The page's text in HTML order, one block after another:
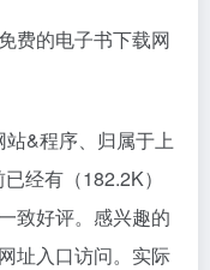
费的电子书下载网
站&程序、归属于上
经有（182.2K）
致好评。感兴趣的
址入口访问。实际